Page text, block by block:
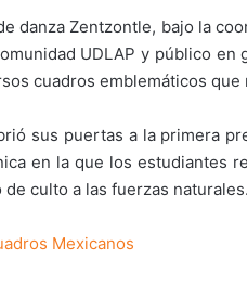
danza Zentzontle, bajo la
UDLAP y público
cuadros emblemáticos
sus puertas a la primera
en la que los estudiantes
culto a las fuerzas naturales.
Mexicanos